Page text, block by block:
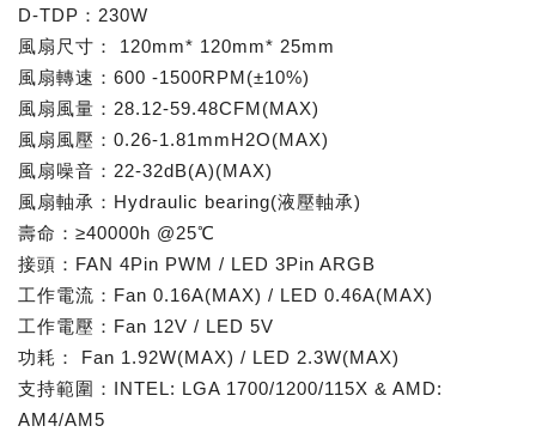
D-TDP：230W
風扇尺寸： 120mm* 120mm* 25mm
風扇轉速：600 -1500RPM(±10%)
風扇風量：28.12-59.48CFM(MAX)
風扇風壓：0.26-1.81mmH2O(MAX)
風扇噪音：22-32dB(A)(MAX)
風扇軸承：Hydraulic bearing(液壓軸承)
壽命：≥40000h @25℃
接頭：FAN 4Pin PWM / LED 3Pin ARGB
工作電流：Fan 0.16A(MAX) / LED 0.46A(MAX)
工作電壓：Fan 12V / LED 5V
功耗： Fan 1.92W(MAX) / LED 2.3W(MAX)
支持範圍：INTEL: LGA 1700/1200/115X & AMD:
AM4/AM5